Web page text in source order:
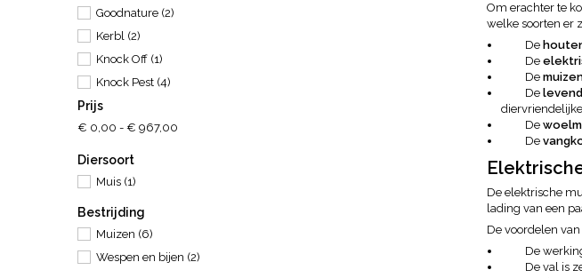
Goodnature (2)
Kerbl (2)
Knock Off (1)
Knock Pest (4)
Luna
Luxan(1)
Mecanix
Protect Home
Talen Tools
Prijs
€ 0,00 - € 967,00
Diersoort
Muis (1)
Bestrijding
Muizen (6)
Wespen en bijen (2)
Om erachter te
welke soorten er
De
De
De
De
De
De
De elektrische
lading van een
De voordelen
De
De val is